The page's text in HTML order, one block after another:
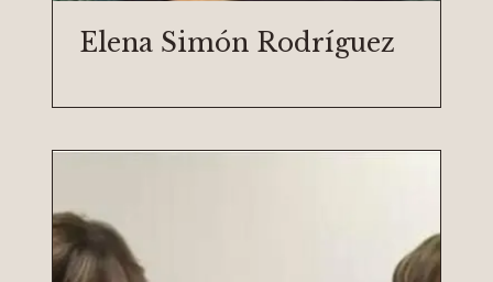
Elena Simón Rodríguez